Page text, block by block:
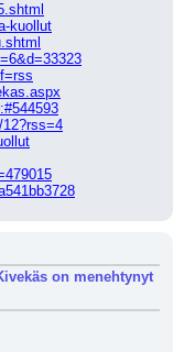
kuollut
on menehtynyt